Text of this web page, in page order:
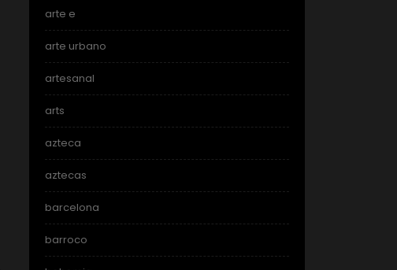
arte e
arte urbano
artesanal
arts
azteca
aztecas
barcelona
barroco